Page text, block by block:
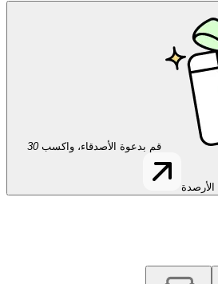
قم بدعوة الأصدقاء، واكسب 30
الأرصدة